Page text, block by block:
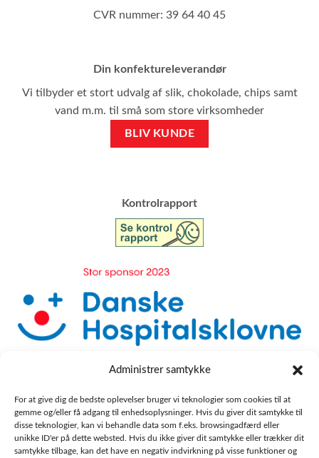
Administrer samtykke
For at give dig de bedste oplevelser bruger vi teknologier som cookies til at
gemme og/eller få adgang til enhedsoplysninger. Hvis du giver dit samtykke til
disse teknologier, kan vi behandle data som f.eks. browsingadfærd eller
unikke ID'er på dette websted. Hvis du ikke giver dit samtykke eller trækker dit
samtykke tilbage, kan det have en negativ indvirkning på visse funktioner og
CVR nummer: 39 64 40 45
Din konfektureleverandør
Vi tilbyder et stort udvalg af slik, chokolade, chips samt
vand m.m. til små som store virksomheder
BLIV KUNDE
​Kontrolrapport